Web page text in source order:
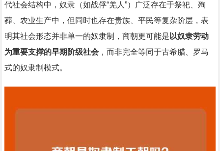
代社会结构中，奴隶（如战俘“羌人”）广泛存在于祭祀、殉
葬、农业生产中，但同时也存在贵族、平民等复杂阶层，表
明其社会形态并非单一的奴隶制，商朝更可能是 以奴隶劳动
为重要支撑的早期阶级社会，而非完全等同于古希腊、罗马
式的奴隶制模式。